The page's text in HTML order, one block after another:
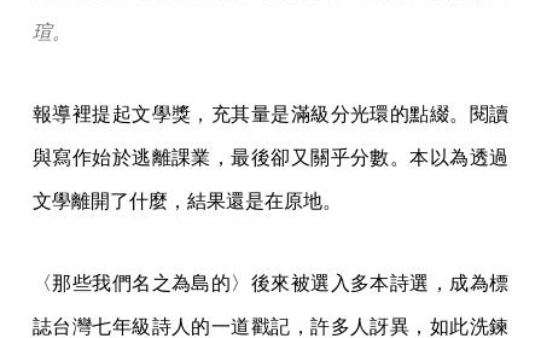
瑄。
報導裡提起文學獎，充其量是滿級分光環的點綴。閱讀
與寫作始於逃離課業，最後卻又關乎分數。本以為透過
文學離開了什麼，結果還是在原地。
〈那些我們名之為島的〉後來被選入多本詩選，成為標
誌台灣七年級詩人的一道戳記，許多人訝異，如此洗鍊